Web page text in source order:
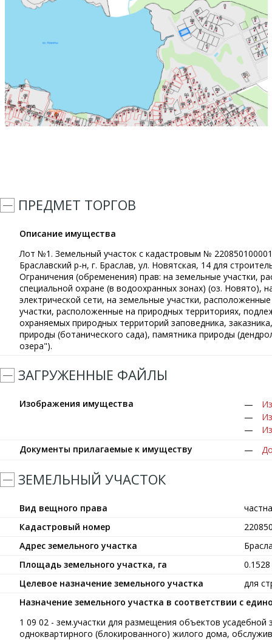
ПРЕДМЕТ ТОРГОВ
Описание имущества
Лот №1. Земельный участок с кадастровым №
Браславский р-н, г. Браслав, ул. Новятская, 14 для
Ограничения (обременения) прав: на земельные участки,
специальной охране (в водоохранных зонах) (оз. Новято),
электрической сети, на земельные участки,
участки, расположенные на природных территориях,
охраняемых природных территорий заповедника,
природы (ботанического сада), памятника природы
озера").
ЗАГРУЖЕННЫЕ ФАЙЛЫ
Изображения имущества
Документы прилагаемые к имуществу
ЗЕМЕЛЬНЫЙ УЧАСТОК
Вид вещного права
Кадастровый номер
Адрес земельного участка
Площадь земельного участка, га
0.1528
Целевое назначение земельного участка
для
Назначение земельного участка в соответствии с
1 09 02 - зем.участки для размещения объектов усадебной
одноквартирного (блокированного) жилого дома,